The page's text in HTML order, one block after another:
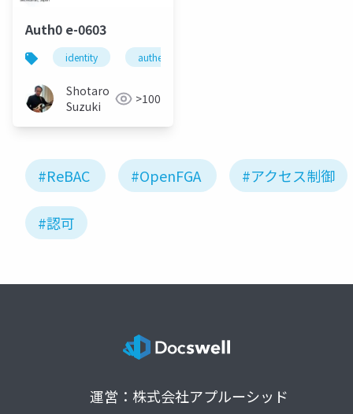
Auth0 e-0603
identity authentication
Shotaro
Suzuki
>100
#ReBAC #OpenFGA #アクセス制御
#認可
運営：株式会社アプルーシッド